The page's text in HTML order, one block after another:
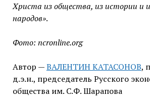
Христа из общества, из истории и
народов».
Фото: ncronline.org
Автор —ВАЛЕНТИН КАТАСОНОВ,
д.э.н., председатель Русского
общества им. С.Ф. Шарапова